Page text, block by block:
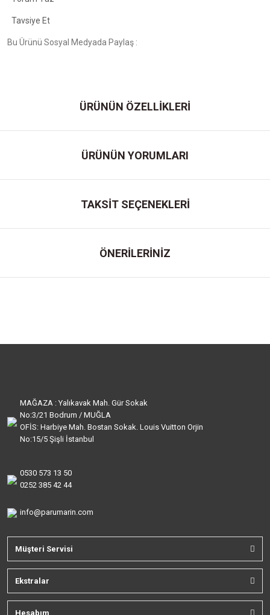
Tavsiye Et
Bu Ürünü Sosyal Medyada Paylaş :
ÜRÜNÜN ÖZELLİKLERİ
ÜRÜNÜN YORUMLARI
TAKSİT SEÇENEKLERİ
ÖNERİLERİNİZ
MAĞAZA : Yalıkavak Mah. Gür Sokak
No:3/21 Bodrum / MUĞLA
OFİS: Harbiye Mah. Bostan Sokak. Louis Vuitton Orjin
No:15/5 Şişli İstanbul
0530 573 13 50
0252 385 42 44
info@parumarin.com
Müşteri Servisi
Ekstralar
Hesabım